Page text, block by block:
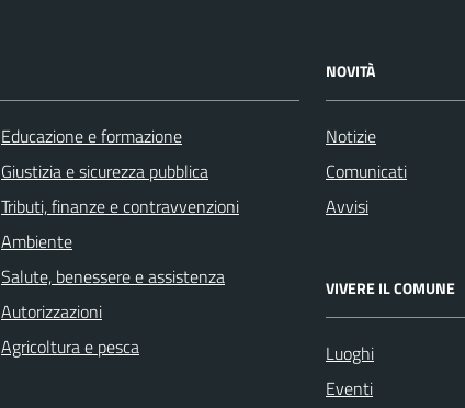
Educazione e formazione
Giustizia e sicurezza pubblica
Tributi, finanze e contravvenzioni
Ambiente
Salute, benessere e assistenza
Autorizzazioni
Agricoltura e pesca
NOVITÀ
Notizie
Comunicati
Avvisi
VIVERE IL COMUNE
Luoghi
Eventi